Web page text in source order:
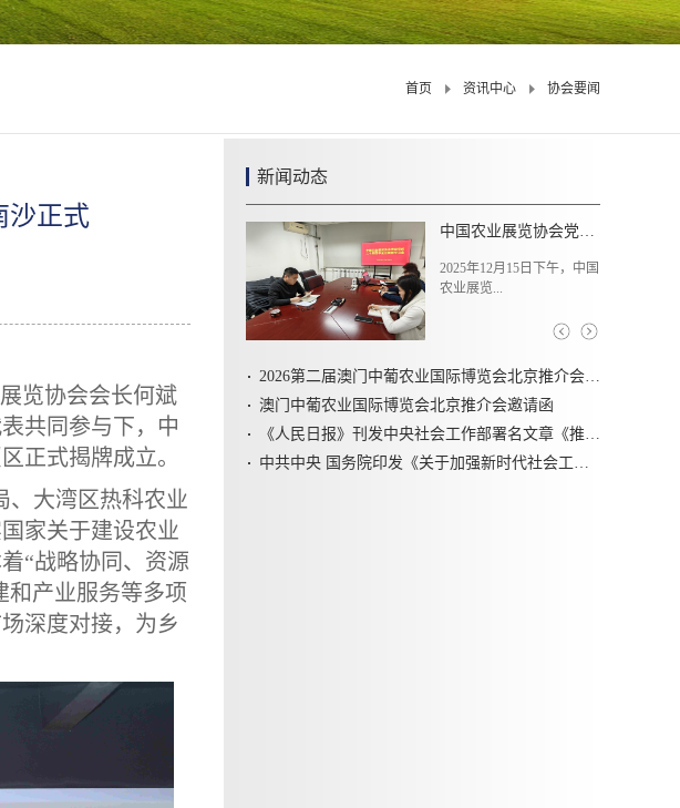
首页 资讯中心 协会要闻
沙正式
览协会会长何斌
共同参与下，中
正式揭牌成立。
、大湾区热科农业
家关于建设农业
“战略协同、资源
和产业服务等多项
深度对接，为乡
新闻动态
焦点访谈：“十五五”开局之年，“三农”工作将如何发力
2025年12月29至30日，中央
农村工...
2026第二届澳门中葡农业国际博览会北京推介会圆满召开
澳门中葡农业国际博览会北京推介会邀请函
《人民日报》刊发中央社会工作部署名文章《推动新时代社会工作高质量发展 坚定不移走中国特色社会主义社会治理之路》
中共中央 国务院印发《关于加强新时代社会工作的意见》